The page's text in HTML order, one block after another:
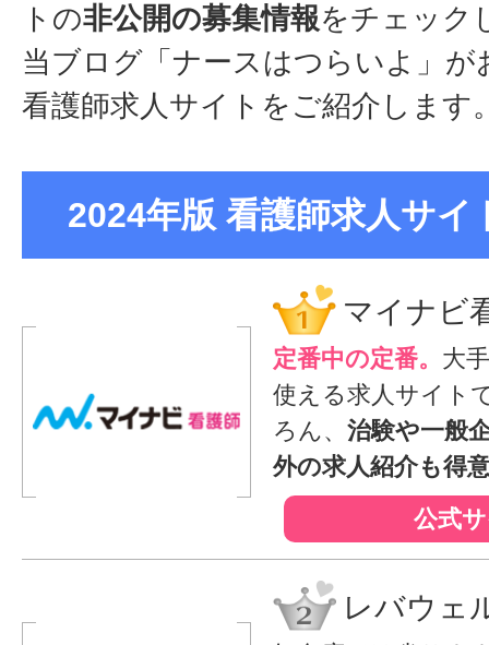
トの非公開の募集情報をチェック
当ブログ「ナースはつらいよ」が
看護師求人サイトをご紹介します
2024年版 看護師求人サイ
マイナビ
定番中の定番。 大
使える求人サイト
ろん、 治験や一般
外の求人紹介も得
公式
レバウェ